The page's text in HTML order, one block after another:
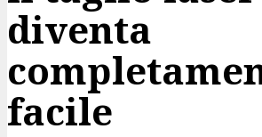
diventa
facile